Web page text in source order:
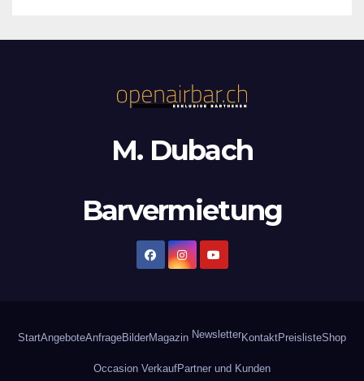
M. Dubach
Barvermietung
StartAngeboteAnfrageBilderMagazin NewsletterKontaktPreislisteShop
Occasion VerkaufPartner und Kunden